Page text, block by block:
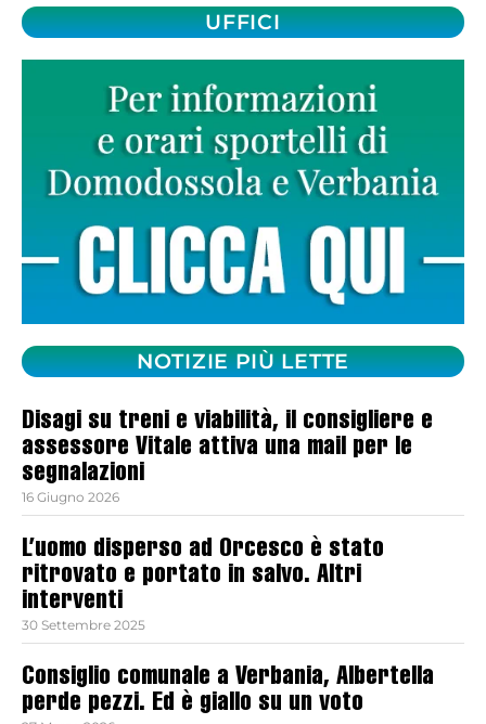
UFFICI
NOTIZIE PIÙ LETTE
Disagi su treni e viabilità, il consigliere e
assessore Vitale attiva una mail per le
segnalazioni
16 Giugno 2026
L’uomo disperso ad Orcesco è stato
ritrovato e portato in salvo. Altri
interventi
30 Settembre 2025
Consiglio comunale a Verbania, Albertella
perde pezzi. Ed è giallo su un voto